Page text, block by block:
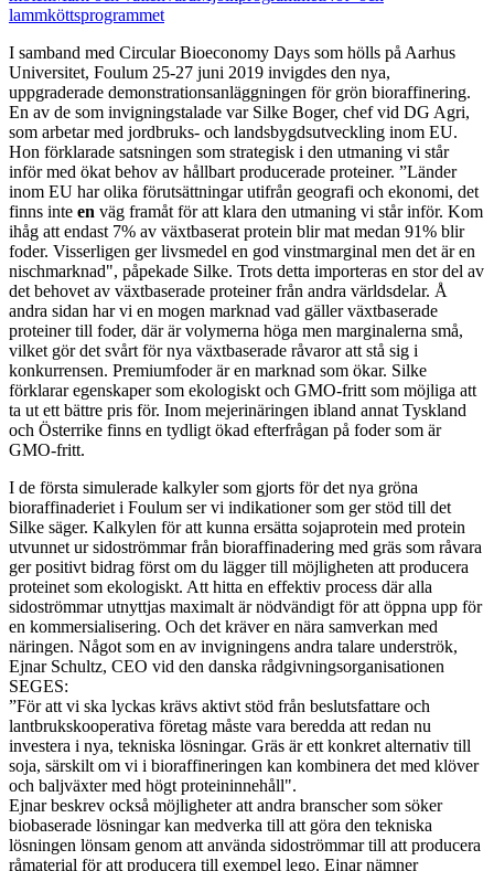
lammköttsprogrammet
I samband med Circular Bioeconomy Days som hölls på Aarhus
Universitet, Foulum 25-27 juni 2019 invigdes den nya,
uppgraderade demonstrationsanläggningen för grön bioraffinering.
En av de som invigningstalade var Silke Boger, chef vid DG Agri,
som arbetar med jordbruks- och landsbygdsutveckling inom EU.
Hon förklarade satsningen som strategisk i den utmaning vi står
inför med ökat behov av hållbart producerade proteiner. ”Länder
inom EU har olika förutsättningar utifrån geografi och ekonomi, det
finns inte en väg framåt för att klara den utmaning vi står inför. Kom
ihåg att endast 7% av växtbaserat protein blir mat medan 91% blir
foder. Visserligen ger livsmedel en god vinstmarginal men det är en
nischmarknad", påpekade Silke. Trots detta importeras en stor del av
det behovet av växtbaserade proteiner från andra världsdelar. Å
andra sidan har vi en mogen marknad vad gäller växtbaserade
proteiner till foder, där är volymerna höga men marginalerna små,
vilket gör det svårt för nya växtbaserade råvaror att stå sig i
konkurrensen. Premiumfoder är en marknad som ökar. Silke
förklarar egenskaper som ekologiskt och GMO-fritt som möjliga att
ta ut ett bättre pris för. Inom mejerinäringen ibland annat Tyskland
och Österrike finns en tydligt ökad efterfrågan på foder som är
GMO-fritt.
I de första simulerade kalkyler som gjorts för det nya gröna
bioraffinaderiet i Foulum ser vi indikationer som ger stöd till det
Silke säger. Kalkylen för att kunna ersätta sojaprotein med protein
utvunnet ur sidoströmmar från bioraffinadering med gräs som råvara
ger positivt bidrag först om du lägger till möjligheten att producera
proteinet som ekologiskt. Att hitta en effektiv process där alla
sidoströmmar utnyttjas maximalt är nödvändigt för att öppna upp för
en kommersialisering. Och det kräver en nära samverkan med
näringen. Något som en av invigningens andra talare underströk,
Ejnar Schultz, CEO vid den danska rådgivningsorganisationen
SEGES:
”För att vi ska lyckas krävs aktivt stöd från beslutsfattare och
lantbrukskooperativa företag måste vara beredda att redan nu
investera i nya, tekniska lösningar. Gräs är ett konkret alternativ till
soja, särskilt om vi i bioraffineringen kan kombinera det med klöver
och baljväxter med högt proteininnehåll".
Ejnar beskrev också möjligheter att andra branscher som söker
biobaserade lösningar kan medverka till att göra den tekniska
lösningen lönsam genom att använda sidoströmmar till att producera
råmaterial för att producera till exempel lego. Ejnar nämner